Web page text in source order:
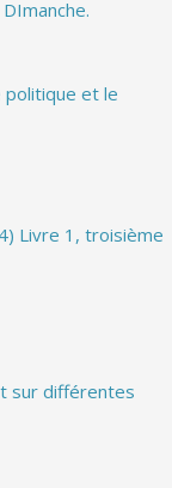
politique et le
Livre 1, troisième
sur différentes